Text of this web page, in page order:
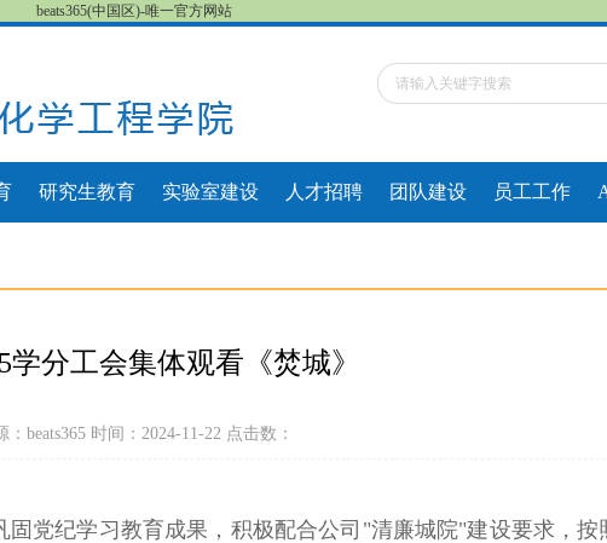
beats365(中国区)-唯一官方网站
研究生教育 实验室建设 人才招聘 团队建设 员工工作
学分工会集体观看《焚城》
：beats365 时间：2024-11-22 点击数：
固党纪学习教育成果，积极配合公司 "清廉城院"建设要求，按